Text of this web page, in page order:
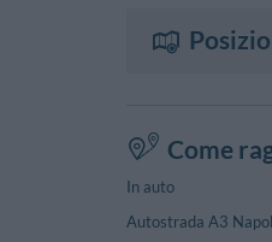
Come
In auto
Autostrada A3